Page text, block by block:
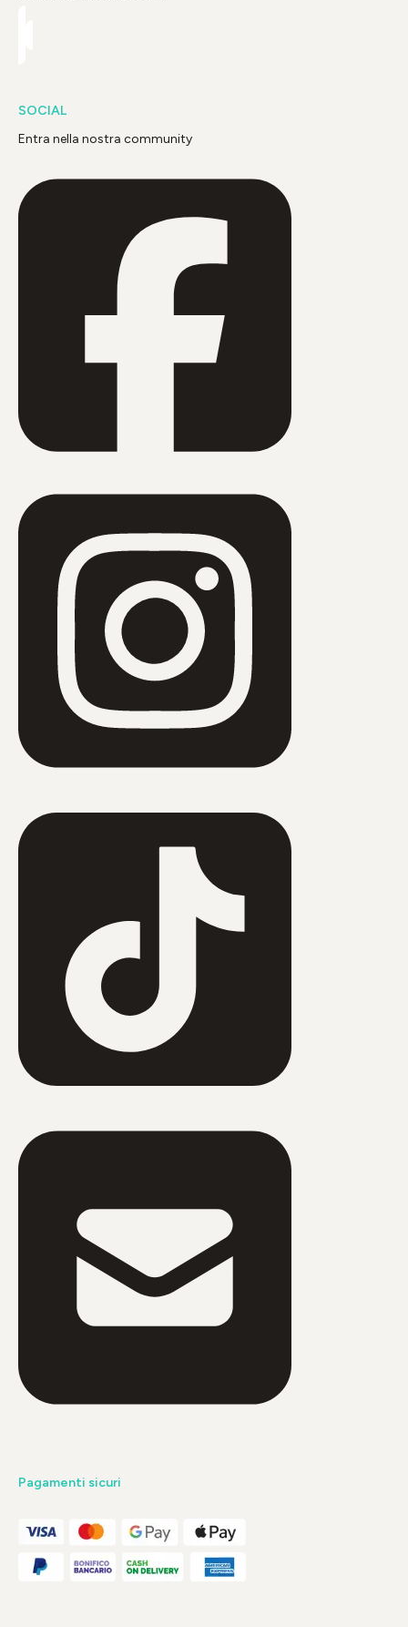
SOCIAL
Entra nella nostra community
Pagamenti sicuri